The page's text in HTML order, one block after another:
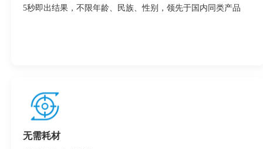
5秒即出结果，不限年龄、民族、性别，领先于国内同类产品
无需耗材